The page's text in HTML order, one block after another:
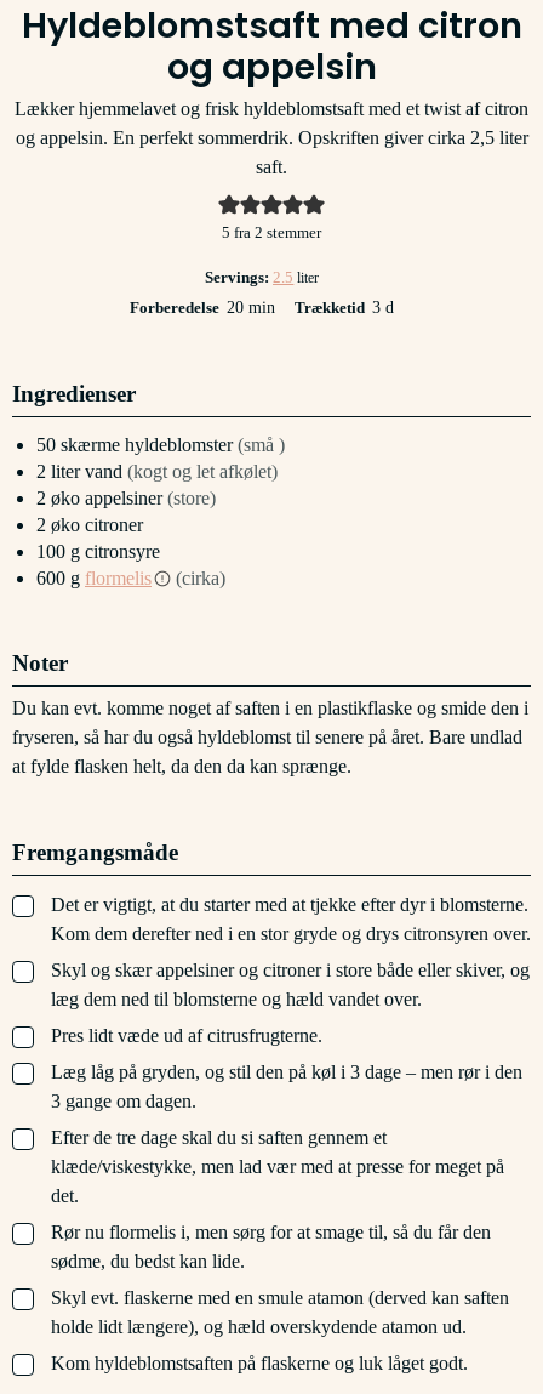
Hyldeblomstsaft med citron
og appelsin
Lækker hjemmelavet og frisk hyldeblomstsaft med et twist af citron
og appelsin. En perfekt sommerdrik. Opskriften giver cirka 2,5 liter
saft.
5 fra 2 stemmer
Servings:2.5 liter
Forberedelse 20minutter
min Trækketid 3dage
d
Ingredienser
50 skærme hyldeblomster (små )
2 liter vand (kogt og let afkølet)
2 øko appelsiner (store)
2 øko citroner
100 g citronsyre
600 g flormelis (cirka)
Noter
Du kan evt. komme noget af saften i en plastikflaske og smide den i
fryseren, så har du også hyldeblomst til senere på året. Bare undlad
at fylde flasken helt, da den da kan sprænge.
Fremgangsmåde
▢
Det er vigtigt, at du starter med at tjekke efter dyr i blomsterne.
Kom dem derefter ned i en stor gryde og drys citronsyren over.
▢
Skyl og skær appelsiner og citroner i store både eller skiver, og
læg dem ned til blomsterne og hæld vandet over.
▢
Pres lidt væde ud af citrusfrugterne.
▢
Læg låg på gryden, og stil den på køl i 3 dage – men rør i den
3 gange om dagen.
▢
Efter de tre dage skal du si saften gennem et
klæde/viskestykke, men lad vær med at presse for meget på
det.
▢
Rør nu flormelis i, men sørg for at smage til, så du får den
sødme, du bedst kan lide.
▢
Skyl evt. flaskerne med en smule atamon (derved kan saften
holde lidt længere), og hæld overskydende atamon ud.
▢
Kom hyldeblomstsaften på flaskerne og luk låget godt.